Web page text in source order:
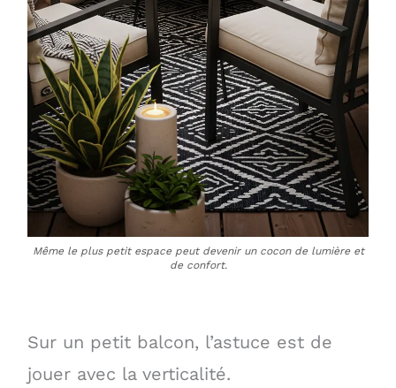
Même le plus petit espace peut devenir un cocon de lumière et
de confort.
Sur un petit balcon, l’astuce est de
jouer avec la verticalité.